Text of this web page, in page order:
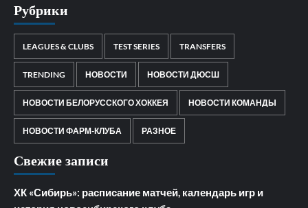
Рубрики
LEAGUES & CLUBS TEST SERIES TRANSFERS
TRENDING НОВОСТИ НОВОСТИ ДЮСШ
НОВОСТИ БЕЛОРУССКОГО ХОККЕЯ НОВОСТИ КОМАНДЫ
НОВОСТИ ФАРМ-КЛУБА РАЗНОЕ
Свежие записи
ХК «Сибирь»: расписание матчей, календарь игр и